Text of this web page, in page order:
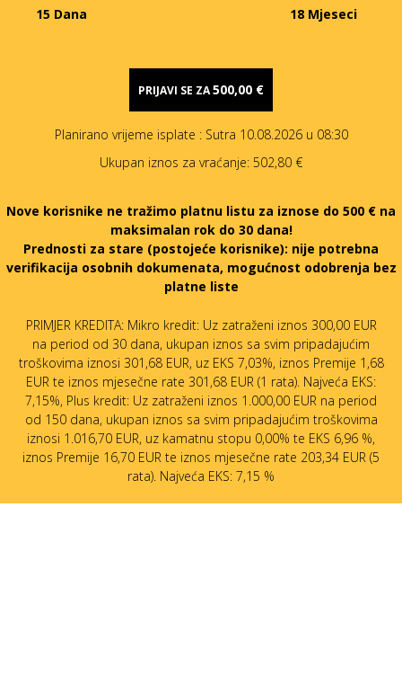
15 Dana 18 Mjeseci
PRIJAVI SE ZA500,00 €
Planirano vrijeme isplate : Sutra 10.08.2026 u 08:30
Ukupan iznos za vraćanje: 502,80 €
Nove korisnike ne tražimo platnu listu za iznose do 500 € na
maksimalan rok do 30 dana!
Prednosti za stare (postojeće korisnike): nije potrebna
verifikacija osobnih dokumenata, mogućnost odobrenja bez
platne liste
PRIMJER KREDITA: Mikro kredit: Uz zatraženi iznos 300,00 EUR
na period od 30 dana, ukupan iznos sa svim pripadajućim
troškovima iznosi 301,68 EUR, uz EKS 7,03%, iznos Premije 1,68
EUR te iznos mjesečne rate 301,68 EUR (1 rata). Najveća EKS:
7,15%, Plus kredit: Uz zatraženi iznos 1.000,00 EUR na period
od 150 dana, ukupan iznos sa svim pripadajućim troškovima
iznosi 1.016,70 EUR, uz kamatnu stopu 0,00% te EKS 6,96 %,
iznos Premije 16,70 EUR te iznos mjesečne rate 203,34 EUR (5
rata). Najveća EKS: 7,15 %